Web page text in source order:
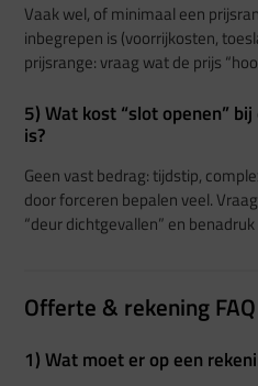
Vaak wel, of minimaal een
inbegrepen is (voorrijkosten,
prijsrange: vraag wat de prijs
5) Wat kost “slot openen”
is?
Geen vast bedrag: tijdstip,
door forceren bepalen veel.
“deur dichtgevallen” en
Offerte & rekening FAQ
1) Wat moet er op een